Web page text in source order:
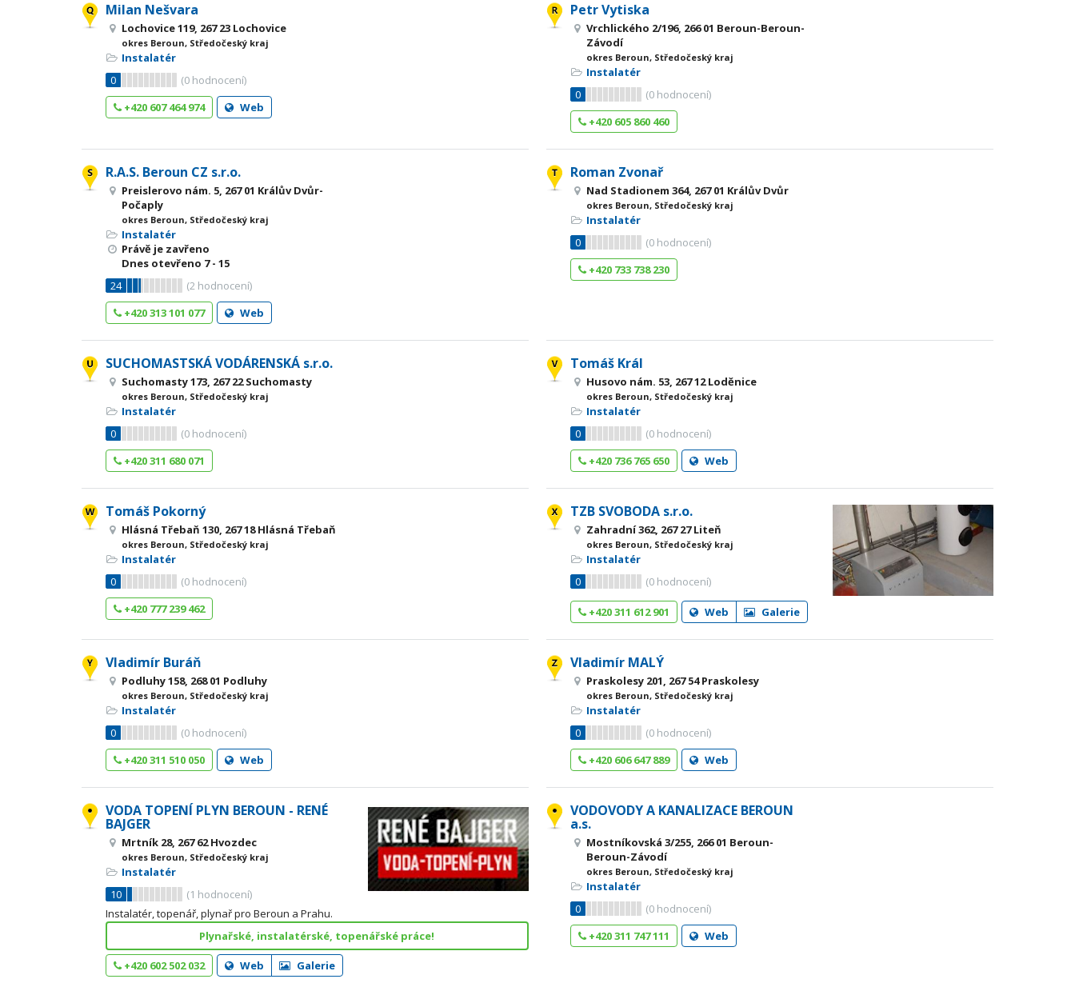
Milan Nešvara
Lochovice 119, 267 23 Lochovice
okres Beroun, Středočeský kraj
Instalatér
0
(0 hodnocení)
+420 607 464 974
Web
Petr Vytiska
Vrchlického 2/196, 266 01 Beroun-Beroun-
Závodí
okres Beroun, Středočeský kraj
Instalatér
0
(0 hodnocení)
+420 605 860 460
R.A.S. Beroun CZ s.r.o.
Preislerovo nám. 5, 267 01 Králův Dvůr-
Počaply
okres Beroun, Středočeský kraj
Instalatér
Právě je zavřeno
Dnes otevřeno 7 - 15
24
(2 hodnocení)
+420 313 101 077
Web
Roman Zvonař
Nad Stadionem 364, 267 01 Králův Dvůr
okres Beroun, Středočeský kraj
Instalatér
0
(0 hodnocení)
+420 733 738 230
SUCHOMASTSKÁ VODÁRENSKÁ s.r.o.
Suchomasty 173, 267 22 Suchomasty
okres Beroun, Středočeský kraj
Instalatér
0
(0 hodnocení)
+420 311 680 071
Tomáš Král
Husovo nám. 53, 267 12 Loděnice
okres Beroun, Středočeský kraj
Instalatér
0
(0 hodnocení)
+420 736 765 650
Web
Tomáš Pokorný
Hlásná Třebaň 130, 267 18 Hlásná Třebaň
okres Beroun, Středočeský kraj
Instalatér
0
(0 hodnocení)
+420 777 239 462
TZB SVOBODA s.r.o.
Zahradní 362, 267 27 Liteň
okres Beroun, Středočeský kraj
Instalatér
0
(0 hodnocení)
+420 311 612 901 Web Galerie
Vladimír Buráň
Podluhy 158, 268 01 Podluhy
okres Beroun, Středočeský kraj
Instalatér
0
(0 hodnocení)
+420 311 510 050
Web
Vladimír MALÝ
Praskolesy 201, 267 54 Praskolesy
okres Beroun, Středočeský kraj
Instalatér
0
(0 hodnocení)
+420 606 647 889
Web
VODA TOPENÍ PLYN BEROUN - RENÉ
BAJGER
Mrtník 28, 267 62 Hvozdec
okres Beroun, Středočeský kraj
Instalatér
10
(1 hodnocení)
Instalatér, topenář, plynař pro Beroun a Prahu.
Plynařské, instalatérské, topenářské práce!
+420 602 502 032 Web Galerie
VODOVODY A KANALIZACE BEROUN
a.s.
Mostníkovská 3/255, 266 01 Beroun-
Beroun-Závodí
okres Beroun, Středočeský kraj
Instalatér
0
(0 hodnocení)
+420 311 747 111
Web